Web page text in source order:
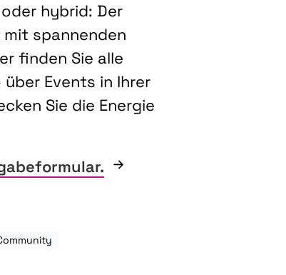
hybrid: Der
spannenden
finden Sie alle
Events in Ihrer
Sie die Energie